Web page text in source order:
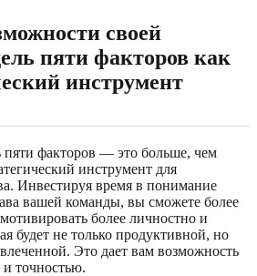
своей
пяти факторов как
инструмент
пяти факторов — это больше, чем
инструмент для
Инвестируя время в понимание
вашей команды, вы сможете более
более личностно и
будет не только продуктивной, но
Это дает вам возможность
и точностью.